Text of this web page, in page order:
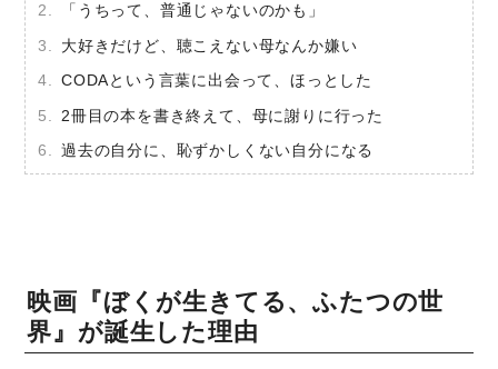
「うちって、普通じゃないのかも」
大好きだけど、聴こえない母なんか嫌い
CODAという言葉に出会って、ほっとした
2冊目の本を書き終えて、母に謝りに行った
過去の自分に、恥ずかしくない自分になる
映画『ぼくが生きてる、ふたつの世
界』が誕生した理由